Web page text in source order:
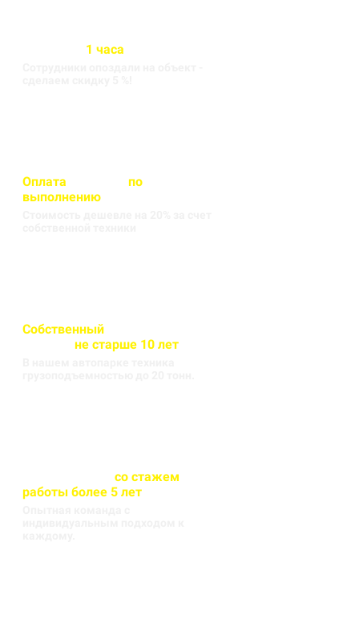
1 часа
Оплата
по
выполнению
Собственный
не старше 10 лет
со стажем
работы более 5 лет